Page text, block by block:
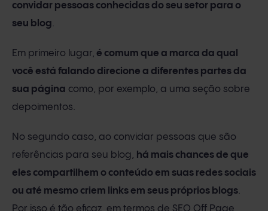
convidar pessoas conhecidas do seu setor para o
seu blog.
Em primeiro lugar, é comum que a marca da qual
você está falando direcione a diferentes partes da
sua página como, por exemplo, a uma seção sobre
depoimentos.
No segundo caso, ao convidar pessoas que são
referências para seu blog, há mais chances de que
eles compartilhem o conteúdo em suas redes sociais
ou até mesmo criem links em seus próprios blogs.